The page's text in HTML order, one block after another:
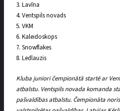
3. Lavīna
4. Ventspils novads
5. VKM
6. Kaleidoskops
7. Snowflakes
8. Ledlauzis
Kluba juniori čempionātā startē ar
atbalstu. Ventspils novada komanda
pašvaldības atbalstu. Čempionāta